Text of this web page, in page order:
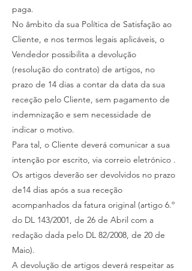
paga.
No âmbito da sua Política de Satisfação ao
Cliente, e nos termos legais aplicáveis, o
Vendedor possibilita a devolução
(resolução do contrato) de artigos, no
prazo de 14 dias a contar da data da sua
receção pelo Cliente, sem pagamento de
indemnização e sem necessidade de
indicar o motivo.
Para tal, o Cliente deverá comunicar a sua
intenção por escrito, via correio eletrónico .
Os artigos deverão ser devolvidos no prazo
de14 dias após a sua receção
acompanhados da fatura original (artigo 6.º
do DL 143/2001, de 26 de Abril com a
redação dada pelo DL 82/2008, de 20 de
Maio).
A devolução de artigos deverá respeitar as